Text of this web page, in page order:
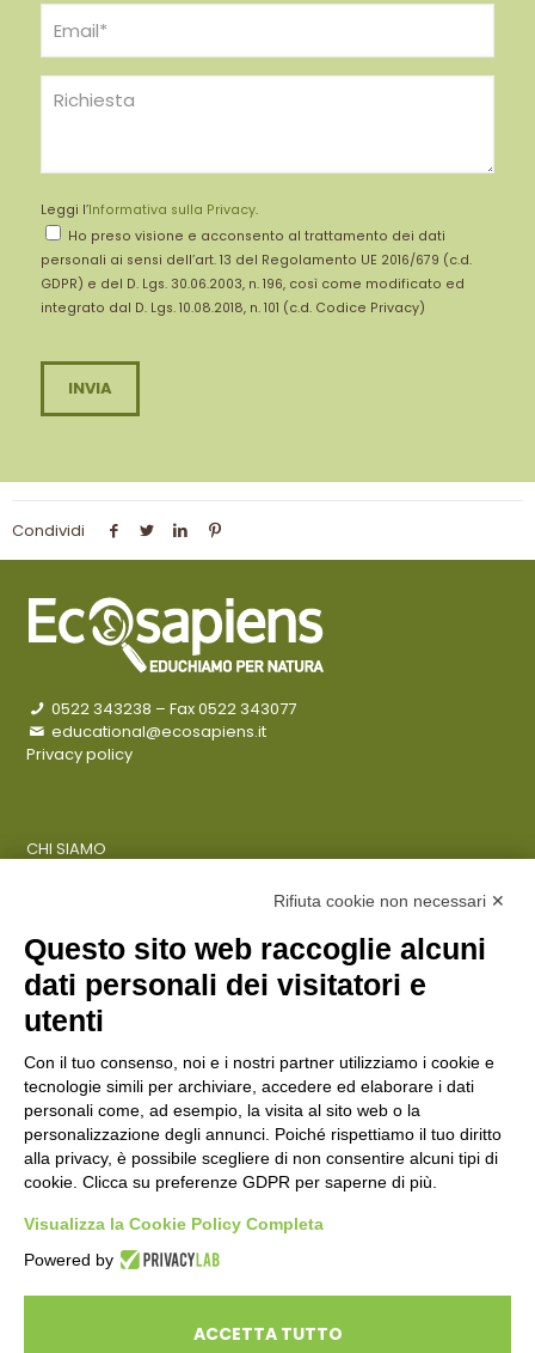
Leggi l’Informativa sulla Privacy.
Ho preso visione e acconsento al trattamento dei dati
personali ai sensi dell’art. 13 del Regolamento UE 2016/679 (c.d.
GDPR) e del D. Lgs. 30.06.2003, n. 196, così come modificato ed
integrato dal D. Lgs. 10.08.2018, n. 101 (c.d. Codice Privacy)
Condividi
0522 343238 – Fax 0522 343077
educational@ecosapiens.it
Privacy policy
CHI SIAMO
ENTI PUBBLICI
SCUOLE
CITTADINI E FAMIGLIE
CONTATTI
Seguici su:
Italiano
ECOSAPIENS è un marchio L’Ovile Cooperativa Sociale
Albo Cooperative a mutualità prevalente n.A114164
Rifiuta cookie non necessari ✕
Questo sito web raccoglie alcuni
dati personali dei visitatori e
utenti
Con il tuo consenso, noi e i nostri partner utilizziamo i cookie e
tecnologie simili per archiviare, accedere ed elaborare i dati
personali come, ad esempio, la visita al sito web o la
personalizzazione degli annunci. Poiché rispettiamo il tuo diritto
alla privacy, è possibile scegliere di non consentire alcuni tipi di
cookie. Clicca su preferenze GDPR per saperne di più.
Visualizza la Cookie Policy Completa
Powered by
ACCETTA TUTTO